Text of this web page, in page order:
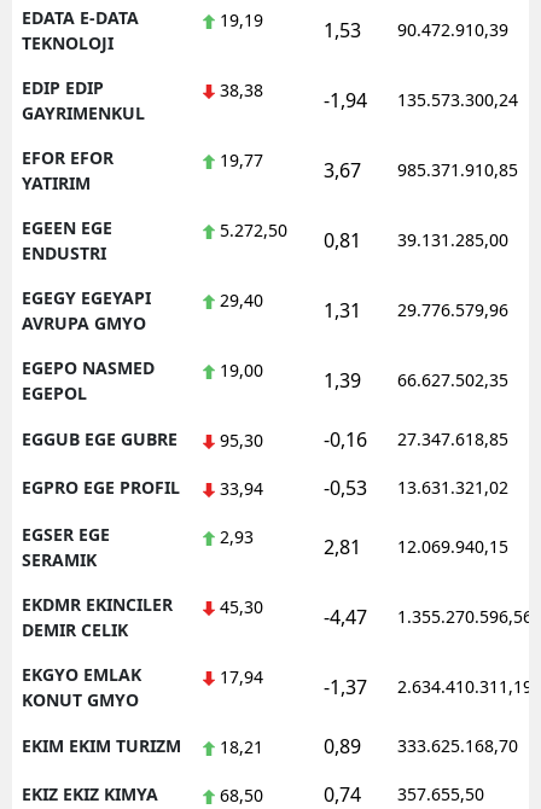
EDATA E-DATA
TEKNOLOJI
19,19 1,53 90.472.910,39
EDIP EDIP
GAYRIMENKUL
38,38 -1,94 135.573.300,24
EFOR EFOR
YATIRIM
19,77 3,67 985.371.910,85
EGEEN EGE
ENDUSTRI
5.272,50 0,81 39.131.285,00
EGEGY EGEYAPI
AVRUPA GMYO
29,40 1,31 29.776.579,96
EGEPO NASMED
EGEPOL
19,00 1,39 66.627.502,35
EGGUB EGE GUBRE 95,30 -0,16 27.347.618,85
EGPRO EGE PROFIL 33,94 -0,53 13.631.321,02
EGSER EGE
SERAMIK
2,93 2,81 12.069.940,15
EKDMR EKINCILER
DEMIR CELIK
45,30 -4,47 1.355.270.596,56
EKGYO EMLAK
KONUT GMYO
17,94 -1,37 2.634.410.311,19
EKIM EKIM TURIZM 18,21 0,89 333.625.168,70
EKIZ EKIZ KIMYA 68,50 0,74 357.655,50